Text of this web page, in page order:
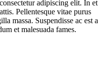
adipiscing elit. In et
Pellentesque vitae purus
massa. Suspendisse ac est a
et malesuada fames.